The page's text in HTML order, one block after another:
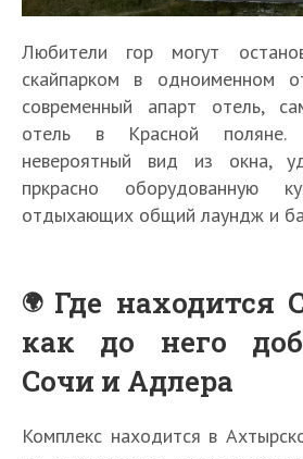
Любители гор могут
скайпарком в одноименном
современный апарт отель,
отель в Красной поляне.
невероятный вид из окна,
пркрасно оборудованную
отдыхающих общий лаундж и
Где находится
как до него
Сочи и Адлера
Комплекс находится в